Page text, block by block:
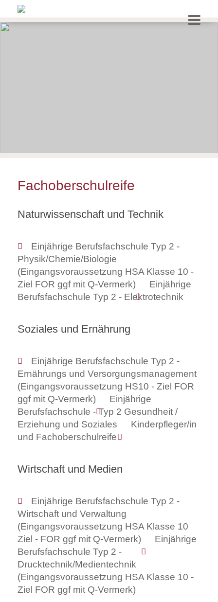
Fachoberschulreife
Naturwissenschaft und Technik
Einjährige Berufsfachschule Typ 2 -
Physik/Chemie/Biologie
(Eingangsvoraussetzung HSA Klasse 10 -
Ziel FOR ggf mit Q-Vermerk)
Einjährige
Berufsfachschule Typ 2 - Elektrotechnik
Soziales und Ernährung
Einjährige Berufsfachschule Typ 2 -
Ernährungs und Versorgungsmanagement
(Eingangsvoraussetzung HS10 - Ziel FOR
ggf mit Q-Vermerk)
Einjährige
Berufsfachschule - Typ 2 Gesundheit /
Erziehung und Soziales
Kinderpfleger/in
und Fachoberschulreife
Wirtschaft und Medien
Einjährige Berufsfachschule Typ 2 -
Wirtschaft und Verwaltung
(Eingangsvoraussetzung HSA Klasse 10
Ziel - FOR ggf mit Q-Vermerk)
Einjährige
Berufsfachschule Typ 2 -
Drucktechnik/Medientechnik
(Eingangsvoraussetzung HSA Klasse 10 -
Ziel FOR ggf mit Q-Vermerk)